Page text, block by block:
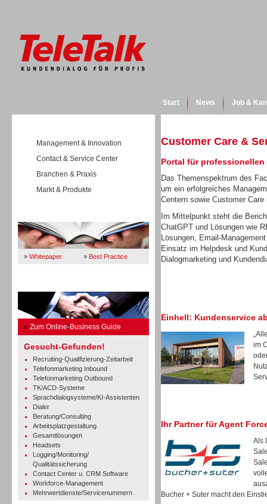
Start News Job &
Management & Innovation
Contact & Service Center
Branchen & Praxis
Markt & Produkte
» Whitepaper » Best Practice
» Zum Online-Business Guide
Gesucht-Gefunden!
Recruiting-Qualifizierung-Zeitarbeit
Telefonmarketing Inbound
Telefonmarketing Outbound
TK/ACD-Systeme
Sprachdialogsysteme/KI-Assistenten
Dialer
Beratung/Consulting
Arbeitsplatzgestaltung
Gesamtlösungen
Headsets
Logging/Monitoring/
Qualitätssicherung
Contact Center u. CRM Software
Workforce-Management
Mehrwertdienste/Servicenummern
Customer Care &
Portal für
Das Themenspektrum des
um ein erfolgreiches
Centern sowie Customer
Im Mittelpunkt steht die
ChatGPT und Lösungen wie
Lösungen, Email-
Einsatz im Helpdesk und
Dialogmarketing und
Einhell: Kundenservice
im
Ihr Partner für Agent
Als
Bucher + Suter macht den